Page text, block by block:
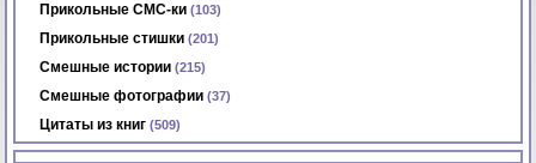
Прикольные СМС-ки (103)
Прикольные стишки (201)
Смешные истории (215)
Смешные фотографии (37)
Цитаты из книг (509)